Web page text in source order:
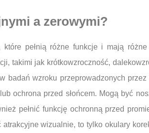
a zerowymi?
pełnią różne funkcje i mają
takimi jak krótkowzroczność,
wzroku przeprowadzonych
ochrona przed słońcem. Mogą być
pełnić funkcję ochronną przed
wizualnie, to tylko okulary